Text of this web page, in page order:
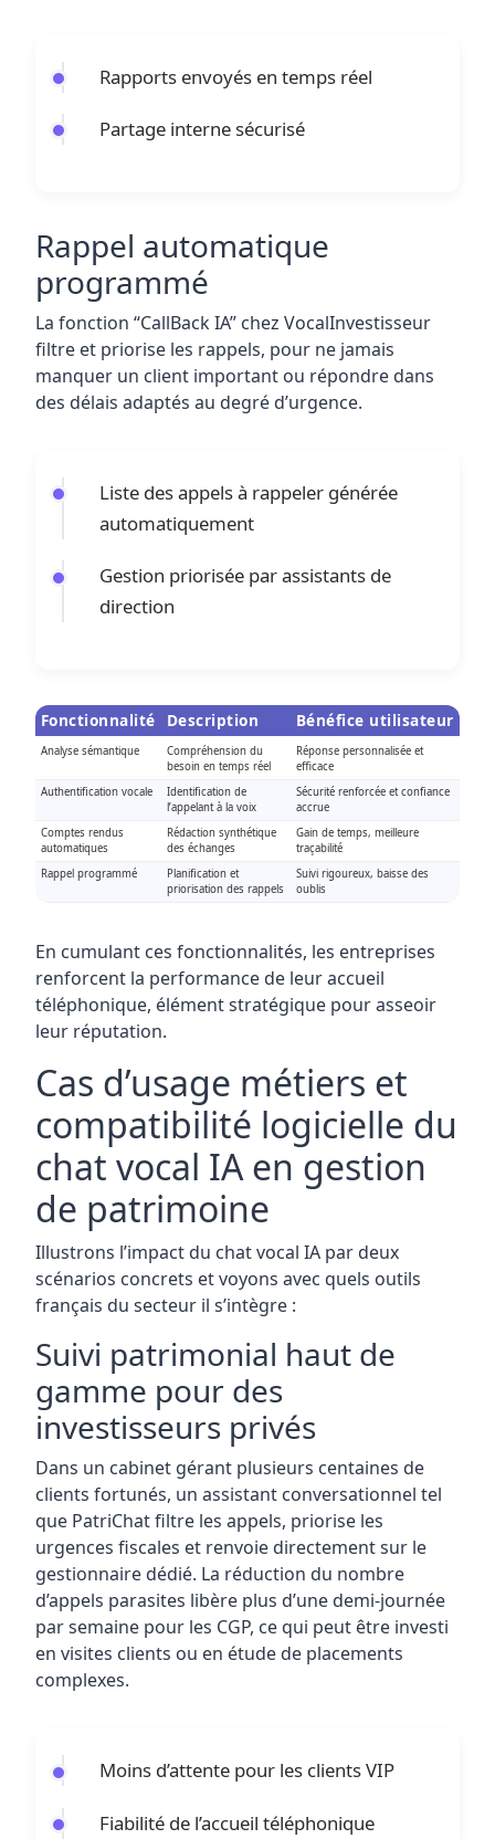
Rapports envoyés en temps réel
Partage interne sécurisé
Rappel automatique
programmé
La fonction “CallBack IA” chez VocalInvestisseur
filtre et priorise les rappels, pour ne jamais
manquer un client important ou répondre dans
des délais adaptés au degré d’urgence.
Liste des appels à rappeler générée
automatiquement
Gestion priorisée par assistants de
direction
Fonctionnalité Description Bénéfice utilisateur
Analyse sémantique
Compréhension du
besoin en temps réel
Réponse personnalisée et
efficace
Authentification vocale
Identification de
l’appelant à la voix
Sécurité renforcée et confiance
accrue
Comptes rendus
automatiques
Rédaction synthétique
des échanges
Gain de temps, meilleure
traçabilité
Rappel programmé
Planification et
priorisation des rappels
Suivi rigoureux, baisse des
oublis
En cumulant ces fonctionnalités, les entreprises
renforcent la performance de leur accueil
téléphonique, élément stratégique pour asseoir
leur réputation.
Cas d’usage métiers et
compatibilité logicielle du
chat vocal IA en gestion
de patrimoine
Illustrons l’impact du chat vocal IA par deux
scénarios concrets et voyons avec quels outils
français du secteur il s’intègre :
Suivi patrimonial haut de
gamme pour des
investisseurs privés
Dans un cabinet gérant plusieurs centaines de
clients fortunés, un assistant conversationnel tel
que PatriChat filtre les appels, priorise les
urgences fiscales et renvoie directement sur le
gestionnaire dédié. La réduction du nombre
d’appels parasites libère plus d’une demi-journée
par semaine pour les CGP, ce qui peut être investi
en visites clients ou en étude de placements
complexes.
Moins d’attente pour les clients VIP
Fiabilité de l’accueil téléphonique